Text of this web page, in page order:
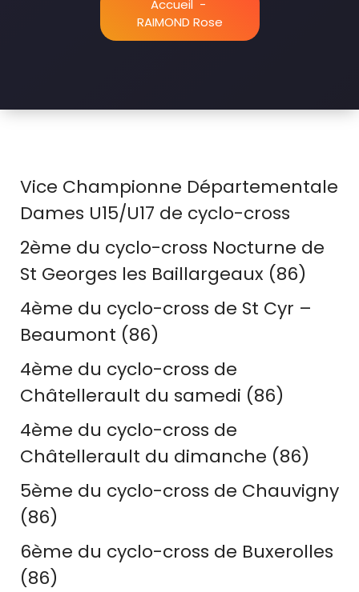
Accueil
-
RAIMOND Rose
Vice Championne Départementale
Dames U15/U17 de cyclo-cross
2ème du cyclo-cross Nocturne de
St Georges les Baillargeaux (86)
4ème du cyclo-cross de St Cyr –
Beaumont (86)
4ème du cyclo-cross de
Châtellerault du samedi (86)
4ème du cyclo-cross de
Châtellerault du dimanche (86)
5ème du cyclo-cross de Chauvigny
(86)
6ème du cyclo-cross de Buxerolles
(86)